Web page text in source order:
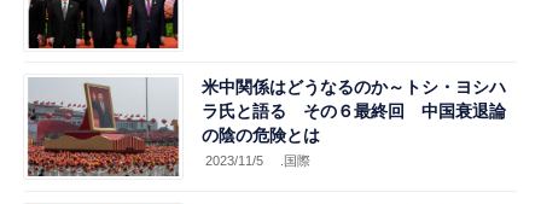
米中関係はどうなるのか～トシ・ヨシハ
ラ氏と語る その６最終回 中国衰退論
の陰の危険とは
2023/11/5 .国際